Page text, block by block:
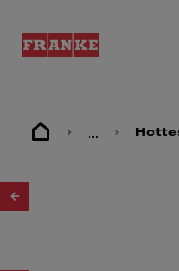
...